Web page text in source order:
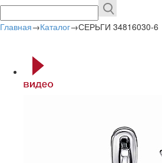
Главная→Каталог→СЕРЬГИ 34816030-6